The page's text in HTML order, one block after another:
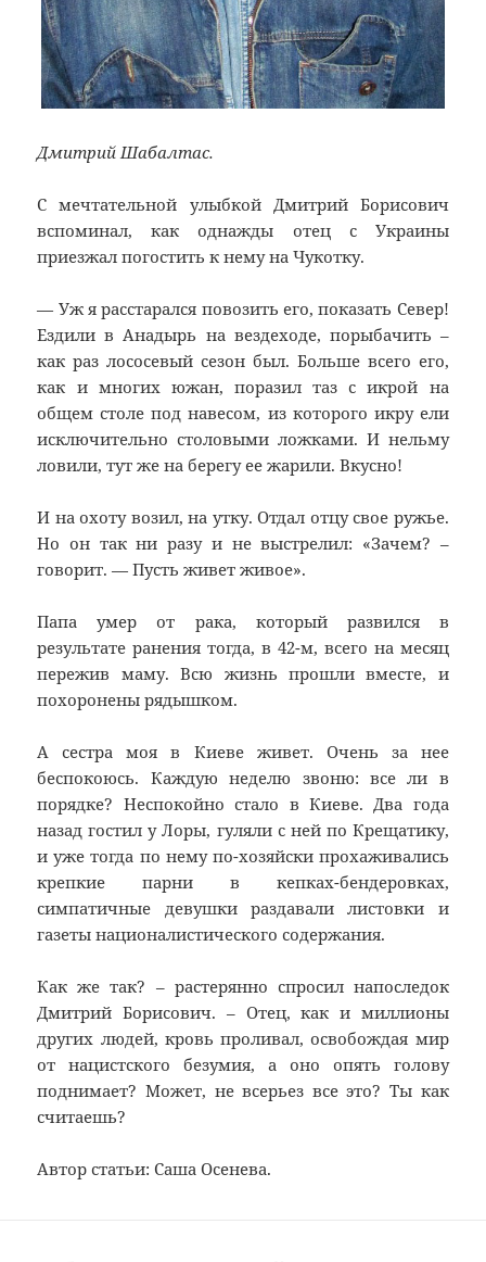
Дмитрий Шабалтас.
С мечтательной улыбкой Дмитрий Борисович
вспоминал, как однажды отец с Украины
приезжал погостить к нему на Чукотку.
— Уж я расстарался повозить его, показать Север!
Ездили в Анадырь на вездеходе, порыбачить –
как раз лососевый сезон был. Больше всего его,
как и многих южан, поразил таз с икрой на
общем столе под навесом, из которого икру ели
исключительно столовыми ложками. И нельму
ловили, тут же на берегу ее жарили. Вкусно!
И на охоту возил, на утку. Отдал отцу свое ружье.
Но он так ни разу и не выстрелил: «Зачем? –
говорит. — Пусть живет живое».
Папа умер от рака, который развился в
результате ранения тогда, в 42-м, всего на месяц
пережив маму. Всю жизнь прошли вместе, и
похоронены рядышком.
А сестра моя в Киеве живет. Очень за нее
беспокоюсь. Каждую неделю звоню: все ли в
порядке? Неспокойно стало в Киеве. Два года
назад гостил у Лоры, гуляли с ней по Крещатику,
и уже тогда по нему по-хозяйски прохаживались
крепкие парни в кепках-бендеровках,
симпатичные девушки раздавали листовки и
газеты националистического содержания.
Как же так? – растерянно спросил напоследок
Дмитрий Борисович. – Отец, как и миллионы
других людей, кровь проливал, освобождая мир
от нацистского безумия, а оно опять голову
поднимает? Может, не всерьез все это? Ты как
считаешь?
Автор статьи: Саша Осенева.